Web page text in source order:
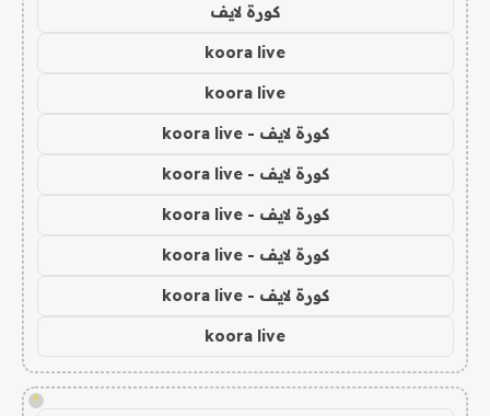
كورة لايف
koora live
koora live
كورة لايف - koora live
كورة لايف - koora live
كورة لايف - koora live
كورة لايف - koora live
كورة لايف - koora live
koora live
!